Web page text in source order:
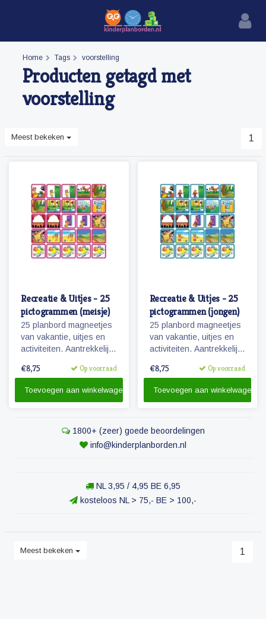
Home Tags voorstelling
Producten getagd met
voorstelling
Meest bekeken 1
Recreatie & Uitjes - 25
pictogrammen (meisje)
25 planbord magneetjes
van vakantie, uitjes en
activiteiten. Aantrekkelijk
pictogrammen.
€8,75 Op voorraad
Toevoegen aan winkelwagen
Recreatie & Uitjes - 25
pictogrammen (jongen)
25 planbord magneetjes
van vakantie, uitjes en
activiteiten. Aantrekkelijk
pictogrammen.
€8,75 Op voorraad
Toevoegen aan winkelwagen
1800+ (zeer) goede beoordelingen
info@kinderplanborden.nl
NL 3,95 / 4,95 BE 6,95
kosteloos NL > 75,- BE > 100,-
Meest bekeken 1